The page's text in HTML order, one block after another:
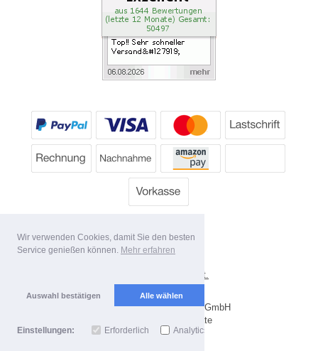
Wir verwenden Cookies, damit Sie den besten
Service genießen können. Mehr erfahren
Auswahl bestätigen Alle wählen
Einstellungen: Erforderlich Analytics
Alle Preise inkl. MwSt.
Lieferbedingungen
Copyright 2026 by Dartpoint GmbH
Mobile Shop by Shopgate